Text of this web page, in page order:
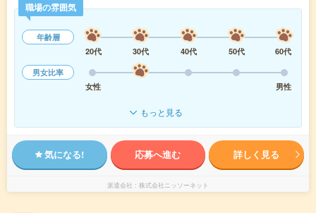
職場の雰囲気
年齢層
20代
30代 40代 50代
60代
男女比率
女性
男性
もっと見る
気になる! 応募へ進む 詳しく見る
派遣会社 株式会社ニッソーネット